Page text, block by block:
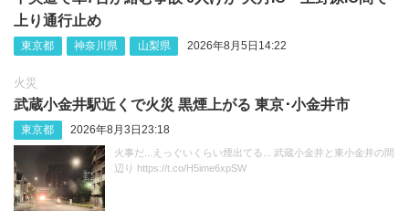
上り通行止め
東京都 神奈川県 山梨県 2026年8月5日14:22
火災
武蔵小金井駅近くで火災 黒煙上がる 東京･小金井市
東京都 2026年8月3日23:18
火事だ...えっぐいくらい煙出てる... 武蔵小金井と東小金井の間
辺り https://t.co/H5ime6xpSW